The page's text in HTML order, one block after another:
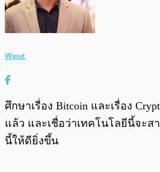
Wiput
ศึกษาเรื่อง Bitcoin และเรื่อง
แล้ว และเชื่อว่าเทคโนโลยีนี้จะส
นี้ให้ดียิ่งขึ้น